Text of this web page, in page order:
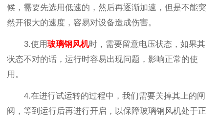
候，需要先选用低速的，然后再逐渐加速，但是不能突
然开很大的速度，容易对设备造成伤害。
3.使用玻璃钢风机时，需要留意电压状态，如果其
状态不对的话，运行时容易出现问题，影响正常的使
用。
4.在进行试运转的过程中，我们需要关掉其上的闸
阀，等到运行后再进行开启，以保障玻璃钢风机处于正